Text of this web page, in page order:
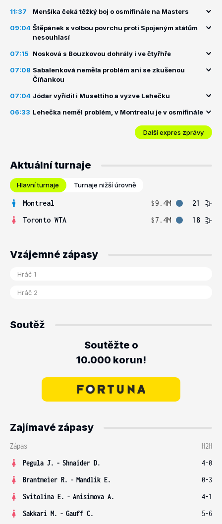
11:37 Menšíka čeká těžký boj o osmifinále na Masters
09:04 Štěpánek s volbou povrchu proti Spojeným státům
nesouhlasí
07:15 Nosková s Bouzkovou dohrály i ve čtyřhře
07:08 Sabalenková neměla problém ani se zkušenou
Číňankou
07:04 Jódar vyřídil i Musettiho a vyzve Lehečku
06:33 Lehečka neměl problém, v Montrealu je v osmifinále
Další expres zprávy
Aktuální turnaje
Hlavní turnaje Turnaje nižší úrovně
Montreal $9.4M
21
Toronto WTA
$7.4M 18
Vzájemné zápasy
Soutěž
Soutěžte o
10.000 korun!
Zajímavé zápasy
Zápas
H2H
Pegula J. - Shnaider D.
4-0
Brantmeier R. - Mandlik E.
0-3
Svitolina E. - Anisimova A.
4-1
Sakkari M. - Gauff C.
5-6